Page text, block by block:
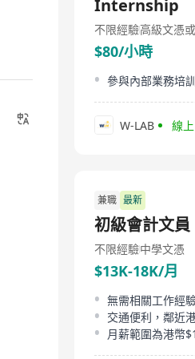
Internship
不限經驗高級文憑
$80/小時
參與內部業務培
W-LAB 線上
兼職 最新
初級會計文員
不限經驗中學文憑
$13K-18K/月
無需相關工作經
交通便利，鄰近
月薪範圍為港幣